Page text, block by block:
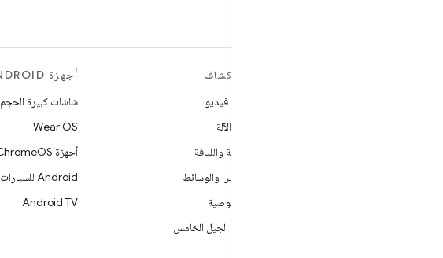
استكشاف
ألعاب فيديو
تعلُم الآلة
الصحة واللياقة
الكاميرا والوسائط
الخصوصية
شبكة الجيل الخامس
أجهزة ANDROID
شاشات كبيرة الحجم
Wear OS
أجهزة ChromeOS
Android للسيارات
Android TV